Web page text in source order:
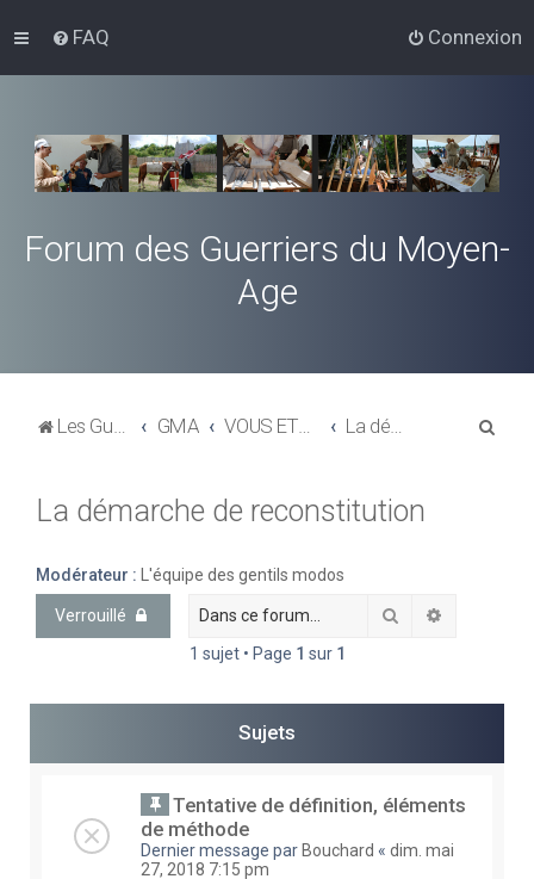
FAQ Connexion
Forum des Guerriers du Moyen-
Age
Les Guerriers du Moyen-Age GMA VOUS ETES NOUVEAU SUR CE FORUM, CETTE RUBRIQUE VOUS CONCERNE La démarche de reconstitution
La démarche de reconstitution
Modérateur : L'équipe des gentils modos
Verrouillé Rechercher
1 sujet • Page 1 sur 1
Sujets
Tentative de définition, éléments
de méthode
Dernier message par Bouchard « dim. mai
27, 2018 7:15 pm